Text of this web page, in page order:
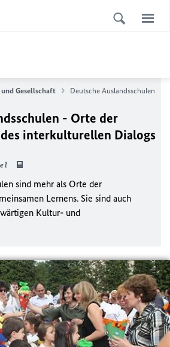
Gesellschaft Deutsche Auslandsschulen
- Orte der
interkulturellen Dialogs
sind mehr als Orte der
Lernens. Sie sind auch
Kultur- und